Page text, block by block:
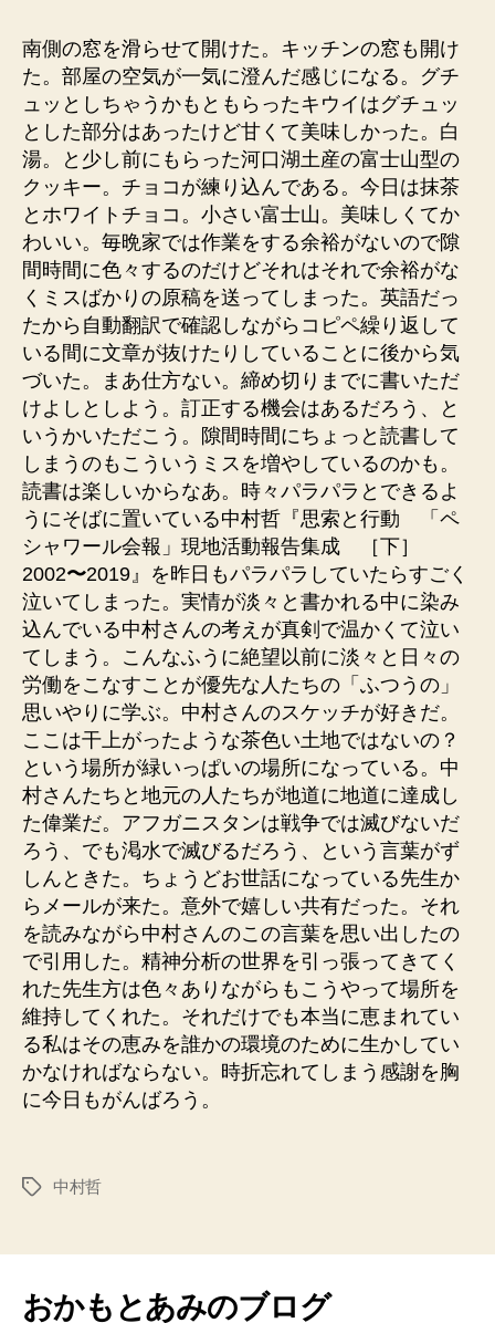
南側の窓を滑らせて開けた。キッチンの窓も開け
た。部屋の空気が一気に澄んだ感じになる。グチ
ュッとしちゃうかもともらったキウイはグチュッ
とした部分はあったけど甘くて美味しかった。白
湯。と少し前にもらった河口湖土産の富士山型の
クッキー。チョコが練り込んである。今日は抹茶
とホワイトチョコ。小さい富士山。美味しくてか
わいい。毎晩家では作業をする余裕がないので隙
間時間に色々するのだけどそれはそれで余裕がな
くミスばかりの原稿を送ってしまった。英語だっ
たから自動翻訳で確認しながらコピペ繰り返して
いる間に文章が抜けたりしていることに後から気
づいた。まあ仕方ない。締め切りまでに書いただ
けよしとしよう。訂正する機会はあるだろう、と
いうかいただこう。隙間時間にちょっと読書して
しまうのもこういうミスを増やしているのかも。
読書は楽しいからなあ。時々パラパラとできるよ
うにそばに置いている中村哲『思索と行動 「ペ
シャワール会報」現地活動報告集成 ［下］
2002〜2019』を昨日もパラパラしていたらすごく
泣いてしまった。実情が淡々と書かれる中に染み
込んでいる中村さんの考えが真剣で温かくて泣い
てしまう。こんなふうに絶望以前に淡々と日々の
労働をこなすことが優先な人たちの「ふつうの」
思いやりに学ぶ。中村さんのスケッチが好きだ。
ここは干上がったような茶色い土地ではないの？
という場所が緑いっぱいの場所になっている。中
村さんたちと地元の人たちが地道に地道に達成し
た偉業だ。アフガニスタンは戦争では滅びないだ
ろう、でも渇水で滅びるだろう、という言葉がず
しんときた。ちょうどお世話になっている先生か
らメールが来た。意外で嬉しい共有だった。それ
を読みながら中村さんのこの言葉を思い出したの
で引用した。精神分析の世界を引っ張ってきてく
れた先生方は色々ありながらもこうやって場所を
維持してくれた。それだけでも本当に恵まれてい
る私はその恵みを誰かの環境のために生かしてい
かなければならない。時折忘れてしまう感謝を胸
に今日もがんばろう。
タ
中村哲
おかもとあみのブログ